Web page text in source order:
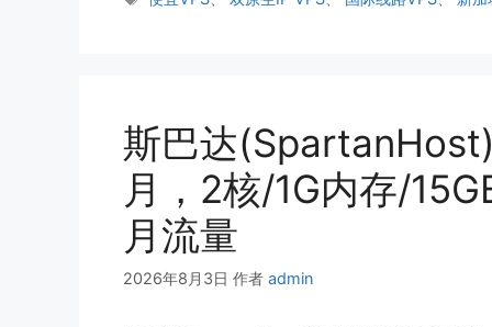
斯巴达
月，2核/1G内存/
月流量
2026年8月3日 作者 admin